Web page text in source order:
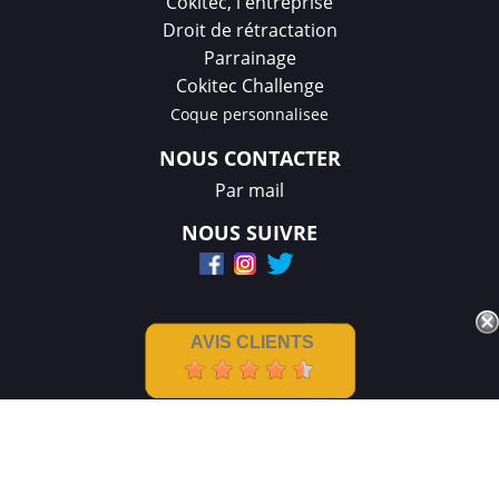
Droit de rétractation
Parrainage
Cokitec Challenge
Coque personnalisee
NOUS CONTACTER
Par mail
NOUS SUIVRE
AVIS CLIENTS